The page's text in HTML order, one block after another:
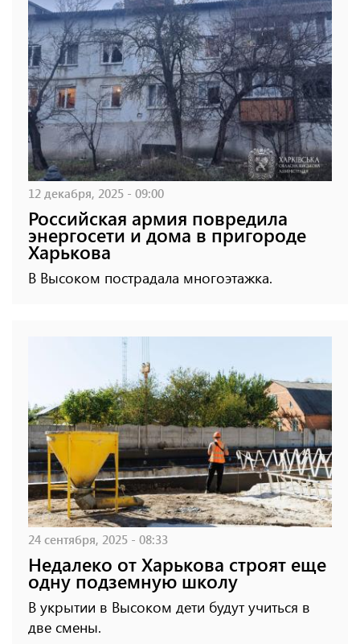
12 декабря, 2025 - 09:00
Российская армия повредила
энергосети и дома в пригороде
Харькова
В Высоком пострадала многоэтажка.
24 сентября, 2025 - 08:33
Недалеко от Харькова строят еще
одну подземную школу
В укрытии в Высоком дети будут учиться в
две смены.